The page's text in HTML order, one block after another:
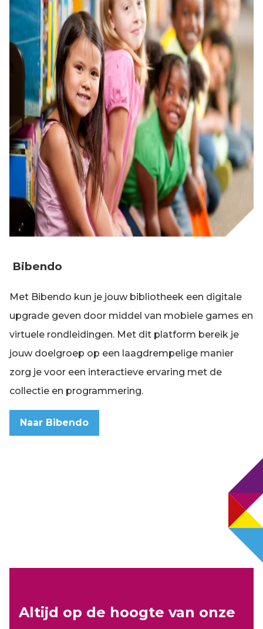
Bibendo
Met Bibendo kun je jouw bibliotheek een digitale
upgrade geven door middel van mobiele games en
virtuele rondleidingen. Met dit platform bereik je
jouw doelgroep op een laagdrempelige manier
zorg je voor een interactieve ervaring met de
collectie en programmering.
Naar Bibendo
Altijd op de hoogte van onze